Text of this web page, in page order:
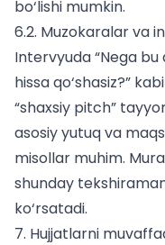
bo‘lishi mumkin.
6.2. Muzokaralar va
Intervyuda “Nega bu
hissa qo‘shasiz?”
“shaxsiy pitch”
asosiy yutuq va
misollar muhim.
shunday
ko‘rsatadi.
7. Hujjatlarni